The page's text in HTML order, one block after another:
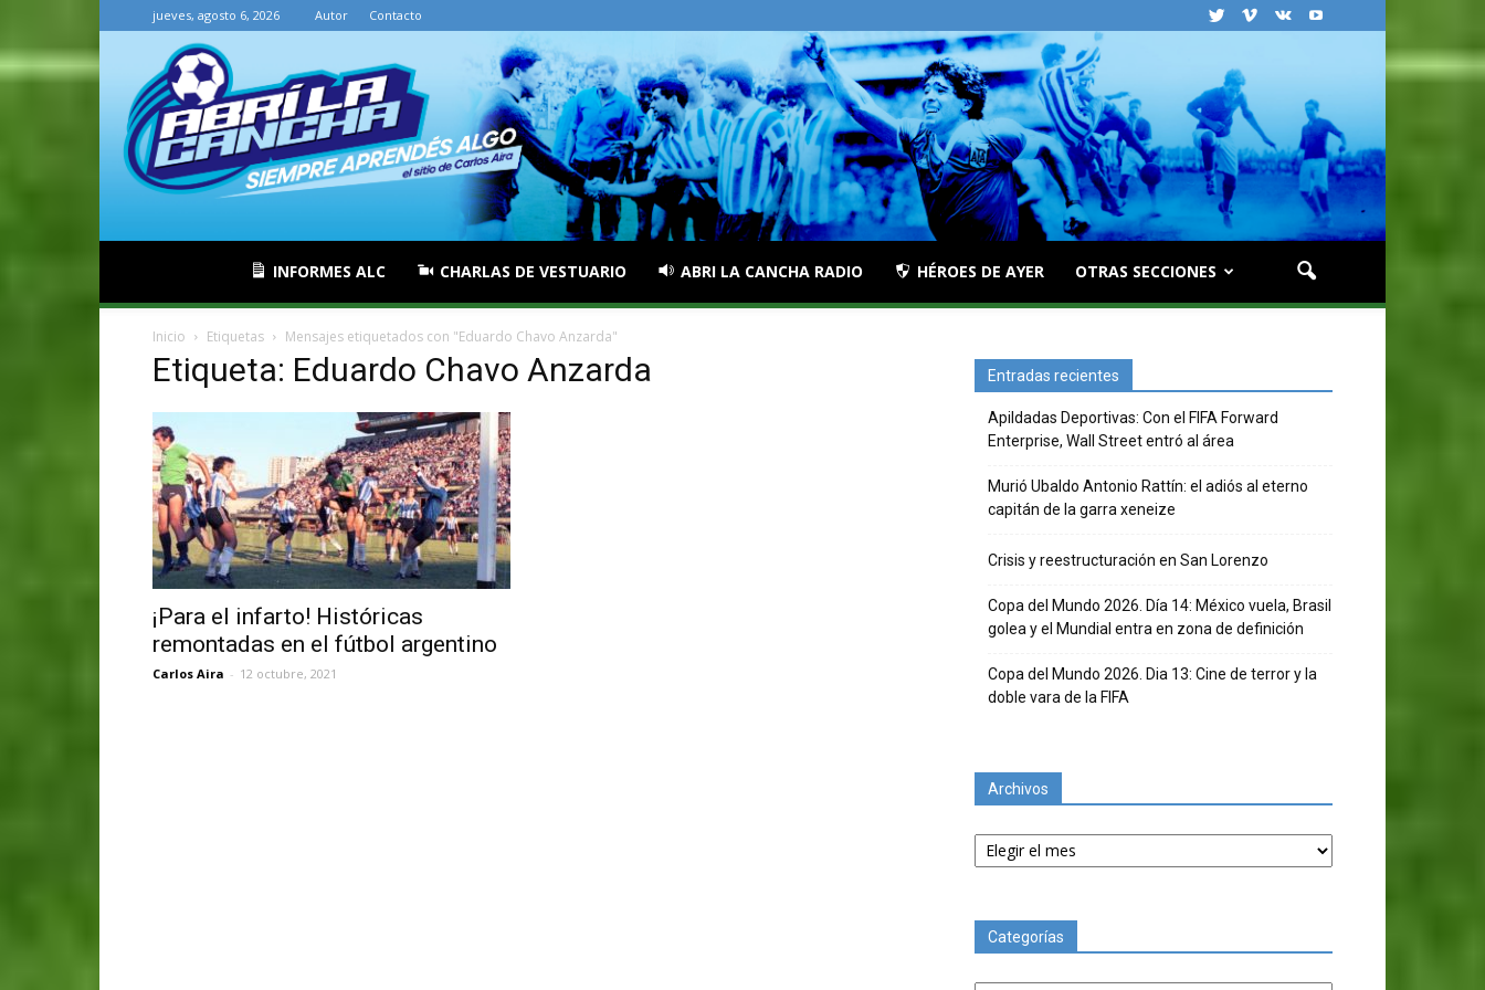
jueves, agosto 6, 2026 Autor Contacto
INFORMES ALC CHARLAS DE VESTUARIO ABRI LA CANCHA RADIO HÉROES DE AYER OTRAS SECCIONES
Inicio Etiquetas Mensajes etiquetados con "Eduardo Chavo Anzarda"
Etiqueta: Eduardo Chavo Anzarda
¡Para el infarto! Históricas
remontadas en el fútbol argentino
Carlos Aira - 12 octubre, 2021
Entradas recientes
Apildadas Deportivas: Con el FIFA Forward
Enterprise, Wall Street entró al área
Murió Ubaldo Antonio Rattín: el adiós al eterno
capitán de la garra xeneize
Crisis y reestructuración en San Lorenzo
Copa del Mundo 2026. Día 14: México vuela, Brasil
golea y el Mundial entra en zona de definición
Copa del Mundo 2026. Dia 13: Cine de terror y la
doble vara de la FIFA
Archivos
Archivos
Categorías
Categorías